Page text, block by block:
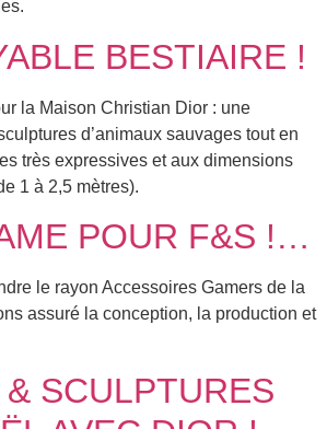
BESTIAIRE !
la Maison Christian Dior : une
d’animaux sauvages tout en
très expressives et aux dimensions
1 à 2,5 mètres).
POUR F&S !…
le rayon Accessoires Gamers de la
assuré la conception, la production et
SCULPTURES